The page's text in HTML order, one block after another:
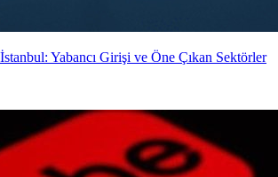
Yabancı Girişi ve Öne Çıkan Sektörler